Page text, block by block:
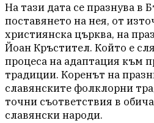
На тази дата се празнува в
поставянето на нея, от
християнска църква, на
Йоан Кръстител. Който е
процеса на адаптация към
традиции. Коренът на
славянските фолклорни
точни съответствия в
славянски народи.